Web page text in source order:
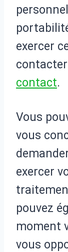
exercer
contact.
Vous
vous
exercer
pouvez
moment
vous